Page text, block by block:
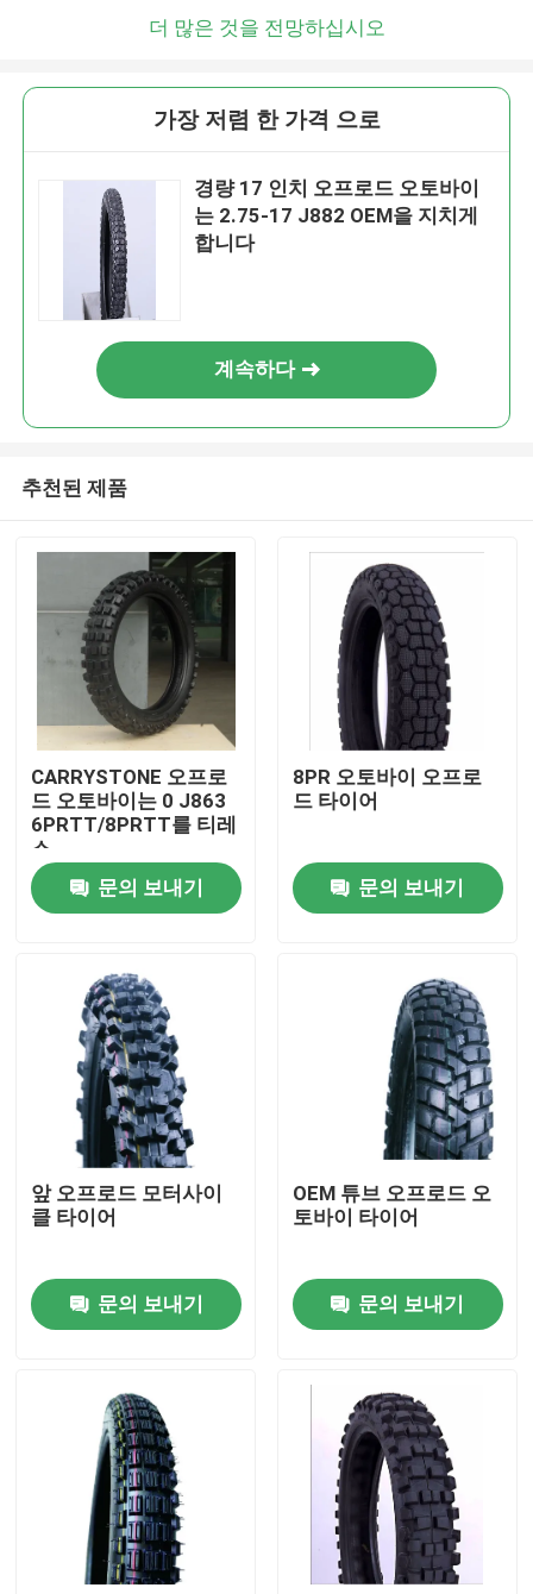
홈
제품 소개
회사 소개
공장 투어
품질 관리
연락처
모든 케이스
오토바이 튜브 타이어
거리 모터사이클 타이어
더 많은 것을 전망하십시오
가장 저렴 한 가격 으로
경량 17 인치 오프로드 오토바이
는 2.75-17 J882 OEM을 지치게
합니다
계속하다
추천된 제품
CARRYSTONE 오프로
드 오토바이는 0 J863
6PRTT/8PRTT를 티레
스
문의 보내기
8PR 오토바이 오프로
드 타이어
문의 보내기
앞 오프로드 모터사이
클 타이어
문의 보내기
OEM 튜브 오프로드 오
토바이 타이어
문의 보내기